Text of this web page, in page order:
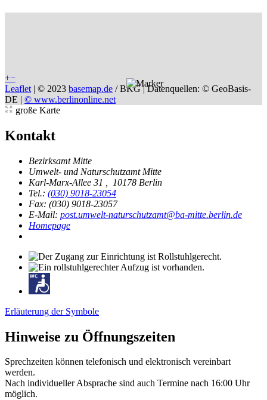
+−
Leaflet | © 2023 basemap.de / BKG | Datenquellen: © GeoBasis-
DE | © www.berlinonline.net
große Karte
Kontakt
Bezirksamt Mitte
Umwelt- und Naturschutzamt Mitte
Karl-Marx-Allee 31
10178 Berlin
Tel.: (030) 9018-23054
Fax: (030) 9018-23057
E-Mail: post.umwelt-naturschutzamt@ba-mitte.berlin.de
Homepage
Erläuterung der Symbole
Hinweise zu Öffnungszeiten
Sprechzeiten können telefonisch und elektronisch vereinbart
werden.
Nach individueller Absprache sind auch Termine nach 16:00 Uhr
möglich.